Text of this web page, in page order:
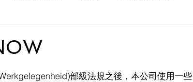
部級法規之後，本公司使用一些